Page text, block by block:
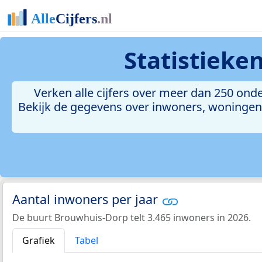
Verken alle cijfers over meer dan 250
Bekijk de gegevens over inwoners,
Aantal inwoners per jaar
De buurt Brouwhuis-Dorp telt 3.465 inwoners in 2026.
Grafiek
Tabel